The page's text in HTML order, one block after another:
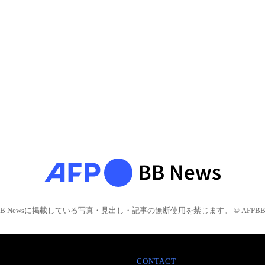
Newsに掲載している写真・見出し・記事の無断使用を禁じます。 © AFPBB
CONTACT